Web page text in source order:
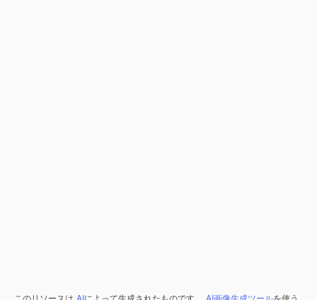
このリソースは AIによって生成されたものです。 AI画像生成ツールを使う